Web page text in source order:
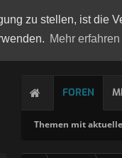
zu stellen, ist die
Mehr erfahren
FOREN
Themen mit